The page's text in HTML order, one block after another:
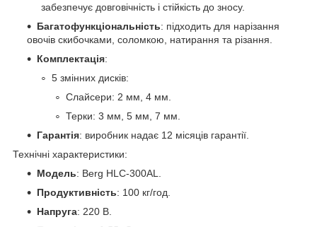
забезпечує довговічність і стійкість до зносу.
Багатофункціональність: підходить для нарізання
овочів скибочками, соломкою, натирання та різання.
Комплектація:
5 змінних дисків:
Слайсери: 2 мм, 4 мм.
Терки: 3 мм, 5 мм, 7 мм.
Гарантія: виробник надає 12 місяців гарантії.
Технічні характеристики:
Модель: Berg HLC-300AL.
Продуктивність: 100 кг/год.
Напруга: 220 В.